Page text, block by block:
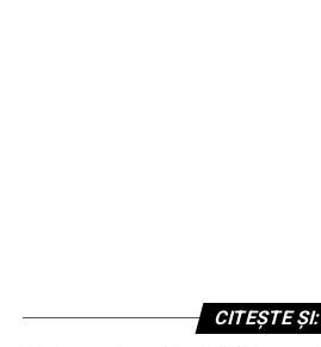
CITEȘTE ȘI: